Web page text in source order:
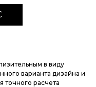
в виду
варианта дизайна и
расчета